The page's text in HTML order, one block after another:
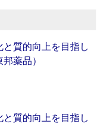
と質的向上を目指し
薬品）
と質的向上を目指し